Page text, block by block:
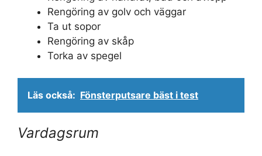
Rengöring av golv och väggar
Ta ut sopor
Rengöring av skåp
Torka av spegel
Läs också: Fönsterputsare bäst i test
Vardagsrum